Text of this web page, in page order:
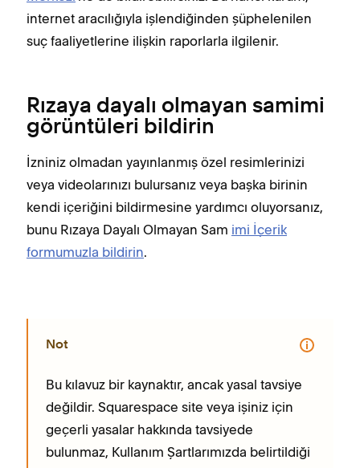
internet aracılığıyla işlendiğinden şüphelenilen
suç faaliyetlerine ilişkin raporlarla ilgilenir.
Rızaya dayalı olmayan samimi
görüntüleri bildirin
İzniniz olmadan yayınlanmış özel resimlerinizi
veya videolarınızı bulursanız veya başka birinin
kendi içeriğini bildirmesine yardımcı oluyorsanız,
bunu Rızaya Dayalı Olmayan Sam imi İçerik
formumuzla bildirin.
Not
Bu kılavuz bir kaynaktır, ancak yasal tavsiye
değildir. Squarespace site veya işiniz için
geçerli yasalar hakkında tavsiyede
bulunmaz, Kullanım Şartlarımızda belirtildiği